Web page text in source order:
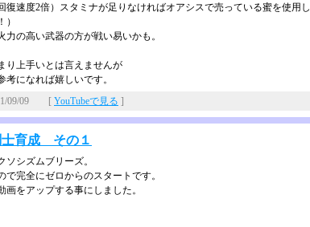
復速度2倍）スタミナが足りなければ­オアシスで売っている蜜を使用し
の高い武器の方が戦い易いかも。
り上手いとは言えませんが
になれば嬉しいです。
09/09 [ YouTubeで見る ]
育成 その１
シズムブリーズ。
完全にゼロからのスタートです。
をアップする事にしました。